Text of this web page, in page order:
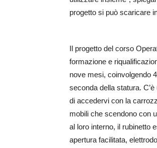
progetto si può scaricare
Il progetto del corso
formazione e
nove mesi, coinvolgendo
seconda della statura.
di accedervi con la
mobili che scendono con
al loro interno, il rubinetto
apertura facilitata,